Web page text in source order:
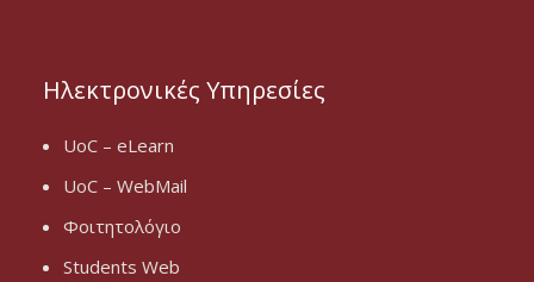
Ηλεκτρονικές Υπηρεσίες
UoC – eLearn
UoC – WebMail
Φοιτητολόγιο
Students Web